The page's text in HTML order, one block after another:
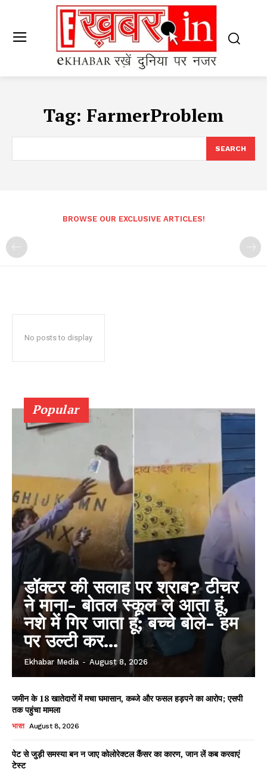
Tag: FarmerProblem
SEARCH
BROWSE OUR EXCLUSIVE ARTICLES!
No posts to display
Popular
डॉक्टर की सलाह पर शराब? टीचर
ने माना- बोतल स्कूल ले आता हूं,
नशे में गिर जाता हूं; बच्चे बोले- हम
पर उल्टी कर...
Ekhabar Media - August 8, 2026
जमीन के 18 खातेदारों में मचा घमासान, कब्जे और फसल हड़पने का आरोप; एसपी
तक पहुंचा मामला
भारत August 8, 2026
पेट से जुड़ी समस्या बन न जाए कोलोरेक्टल कैंसर का कारण, जान लें कब करवाएं
टेस्ट